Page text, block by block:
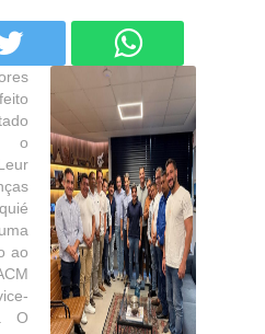
o
ao
O